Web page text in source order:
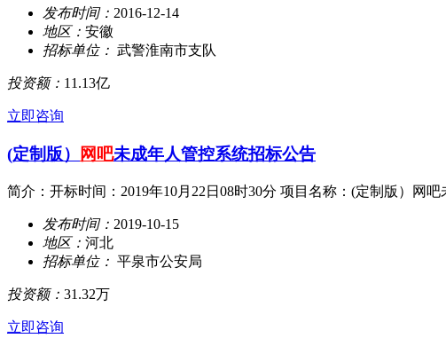
发布时间： 2016-12-14
地区： 安徽
招标单位： 武警淮南市支队
投资额： 11.13亿
立即咨询
(定制版） 网吧未成年人管控系统招标公告
简介：开标时间：2019年10月22日08时30分 项目名称：(定制版）网
发布时间： 2019-10-15
地区： 河北
招标单位： 平泉市公安局
投资额： 31.32万
立即咨询